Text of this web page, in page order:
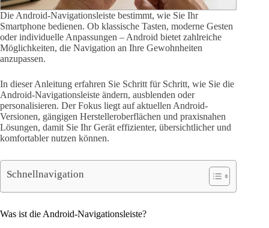
Die Android-Navigationsleiste bestimmt, wie Sie Ihr
Smartphone bedienen. Ob klassische Tasten, moderne Gesten
oder individuelle Anpassungen – Android bietet zahlreiche
Möglichkeiten, die Navigation an Ihre Gewohnheiten
anzupassen.
In dieser Anleitung erfahren Sie Schritt für Schritt, wie Sie die
Android-Navigationsleiste ändern, ausblenden oder
personalisieren. Der Fokus liegt auf aktuellen Android-
Versionen, gängigen Herstelleroberflächen und praxisnahen
Lösungen, damit Sie Ihr Gerät effizienter, übersichtlicher und
komfortabler nutzen können.
Schnellnavigation
Was ist die Android-Navigationsleiste?